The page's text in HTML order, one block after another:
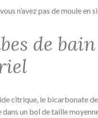
n’avez pas de moule
de
citrique, le bicarbonate
un bol de taille